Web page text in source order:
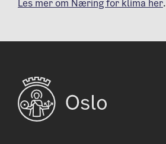
Les mer om Næring for klima her.